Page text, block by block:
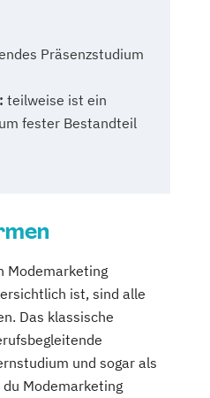
Präsenzstudium
teilweise ist ein
fester Bestandteil
Modemarketing
ist, sind alle
Das klassische
und sogar als
Modemarketing